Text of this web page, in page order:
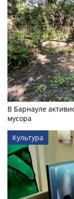
В Барнауле
мусора
Культура